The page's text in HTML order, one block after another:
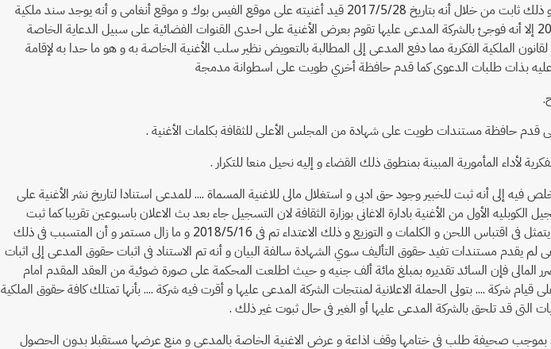
يقوم بغنائها رفقة الفنان الشهير ...... و أن اسم شهرة المدعى هو .... و حيث أن الأغنية من كلمات و ألحان المدعى و ذلك ثابت من خلال أنه بتاريخ 2017/5/28 قيد أغنيته على موقع الفيس بوك و موقع أنغامى و أنه يوجد سند ملكية
للأغنية صادرا من المجلس الأعلى للثقافة إدارة الرقابة على الأغانى و الحاسب الآلى و المقيد برقم .... بتاريخ ../../2018 إلا أنه فوجئ بالشركة المدعى عليها تقوم بعرض الأغنية على احدى القنوات الفضائية على سبيل الدعاية الخاصة
الملكية الفكرية مما دفع المدعى إلى المطالبة بالتعويض نظير سلب الأغنية الخاصة به و هو ما حدا به لإقامة
عليه بذات طلبات الدعوى كما قدم حافظة أخري طويت على اسطوانة مدمجة
قدم حافظة مستندات طويت على شهادة من المجلس الأعلى للثقافة بكلمات الأغنية .
إلى أنه ثبت للخبير وجود حق ادبى و استغلال مالى للاغنية المسماة .... للمدعى استنادا لتاريخ نشر الأغنية على
عن تسجيل الكوبليه الأول من الأغنية بادارة الاغانى بوزارة الثقافة لان التسجيل جاء بعد بث الاعلان باسبوعين تقريبا كما ثبت
للخبير ان الاعلان عن منتجات الشركة المدعى عليها متعدى على الاغنية الثابت للمدعى حقوق عليها و ان الاعتداء يتمثل فى اقتباس اللحن و الكلمات و التوزيع و ذلك الاعتداء تم فى 2018/5/16 و ما زال مستمر و أن المتسبب فى ذلك
لم يقدم مستندات تفيد حقوق التأليف سوي الشهادة سالفة البيان و أنه تم الاستناد فى اثبات حقوق المدعى إلى اثبات
المالى فإن السائد تقديره بمبلغ مائة ألف جنيه و حيث اطلعت المحكمة على صورة ضوئية من العقد المقدم امام
شركة .... بتولى الحملة الاعلانية لمنتجات الشركة المدعى عليها و أقرت فيه شركة .... بأنها تمتلك كافة حقوق الملكية
التى قد تلحق بالشركة المدعى عليها أو الغير فى حال ثبوت غير ذلك .
بموجب صحيفة طلب فى ختامها وقف اذاعة و عرض الاغنية الخاصة بالمدعى و منع عرضها مستقبلا بدون الحصول